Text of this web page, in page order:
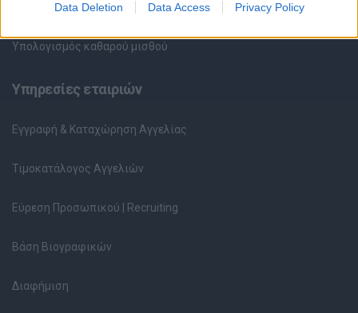
Data Deletion Data Access Privacy Policy
Ερωτήσεις συνεντεύξεων
Υπολογισμός καθαρού μισθού
Υπηρεσίες εταιριών
Εγγραφή & Καταχώρηση Αγγελίας
Τιμοκατάλογος Αγγελιών
Εύρεση Προσωπικού | Recruiting
Βάση Βιογραφικών
Διαφήμιση